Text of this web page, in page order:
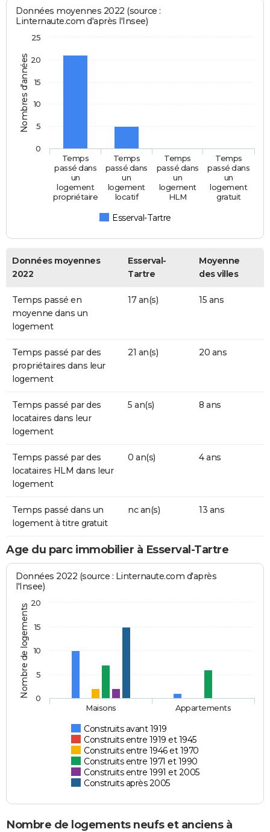
Nombres d'années
Données moyennes 2022 (source :
Linternaute.com d'après l'Insee)
Esserval-Tartre
Temps
passé dans
un
logement
propriétaire
Temps
passé dans
un
logement
locatif
Temps
passé dans
un
logement
HLM
Temps
passé dans
un
logement
gratuit
0
5
10
15
20
25
Données moyennes
2022
Esserval-
Tartre
Moyenne
des villes
Temps passé en
moyenne dans un
logement
17 an(s) 15 ans
Temps passé par des
propriétaires dans leur
logement
21 an(s) 20 ans
Temps passé par des
locataires dans leur
logement
5 an(s) 8 ans
Temps passé par des
locataires HLM dans leur
logement
0 an(s) 4 ans
Temps passé dans un
logement à titre gratuit
nc an(s) 13 ans
Age du parc immobilier à Esserval-Tartre
Nombre de logements
Données 2022 (source : Linternaute.com d'après
l'Insee)
Construits avant 1919
Construits entre 1919 et 1945
Construits entre 1946 et 1970
Construits entre 1971 et 1990
Construits entre 1991 et 2005
Construits après 2005
Maisons Appartements
0
5
10
15
20
Nombre de logements neufs et anciens à